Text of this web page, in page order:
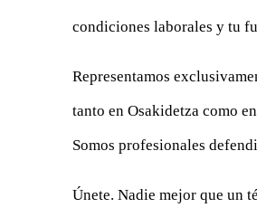
condiciones laborales y tu
Representamos
tanto en Osakidetza como
Somos profesionales
Únete. Nadie mejor que un